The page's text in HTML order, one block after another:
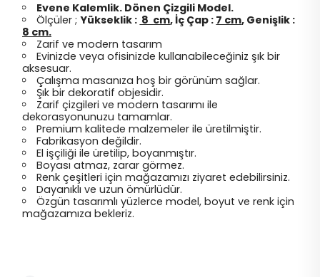
Evene Kalemlik. Dönen Çizgili Model.
Ölçüler ;Yükseklik : 8 cm, İç Çap : 7 cm, Genişlik :
8 cm.
Zarif ve modern tasarım
Evinizde veya ofisinizde kullanabileceğiniz şık bir
aksesuar.
Çalışma masanıza hoş bir görünüm sağlar.
Şık bir dekoratif objesidir.
Zarif çizgileri ve modern tasarımı ile
dekorasyonunuzu tamamlar.
Premium kalitede malzemeler ile üretilmiştir.
Fabrikasyon değildir.
El işçiliği ile üretilip, boyanmıştır.
Boyası atmaz, zarar görmez.
Renk çeşitleri için mağazamızı ziyaret edebilirsiniz.
Dayanıklı ve uzun ömürlüdür.
Özgün tasarımlı yüzlerce model, boyut ve renk için
mağazamıza bekleriz.